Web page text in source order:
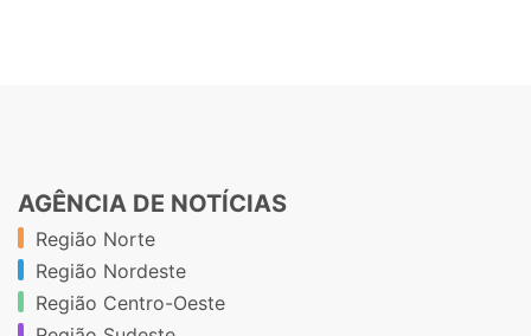
AGÊNCIA DE NOTÍCIAS
Região Norte
Região Nordeste
Região Centro-Oeste